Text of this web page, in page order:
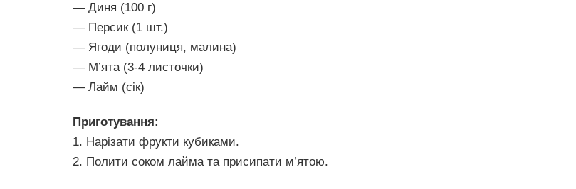
— Диня (100 г)
— Персик (1 шт.)
— Ягоди (полуниця, малина)
— М’ята (3-4 листочки)
— Лайм (сік)
Приготування:
1. Нарізати фрукти кубиками.
2. Полити соком лайма та присипати м’ятою.